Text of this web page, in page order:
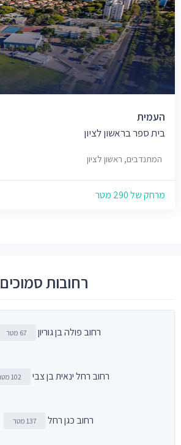
העמית
בית ספר בראשון לציון
המתנדבים, ראשון לציון
מרחק של 290 מטר
רחובות סמוכים
רחוב פולה בן גוריון 67 מטר
רחוב רחל ינאית בן צבי 102 מטר
רחוב כגן רחל 137 מטר